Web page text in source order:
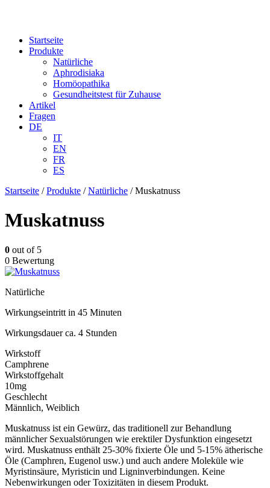
Startseite
Produkte
Natürliche
Aphrodisiaka
Homöopathika
Gesundheitstest für Zuhause
Artikel
Fragen
DE
IT
EN
FR
ES
Startseite /Produkte /Natürliche / Muskatnuss
Muskatnuss
0 out of 5
0 Bewertung
Natürliche
Wirkungseintritt in 45 Minuten
Wirkungsdauer ca. 4 Stunden
Wirkstoff
Camphrene
Wirkstoffgehalt
10mg
Geschlecht
Männlich, Weiblich
Muskatnuss ist ein Gewürz, das traditionell zur Behandlung
männlicher Sexualstörungen wie erektiler Dysfunktion eingesetzt
wird. Muskatnuss enthält 25-30% fixierte Öle und 5-15% ätherische
Öle (Camphren, Eugenol usw.) und auch andere Moleküle wie
Myristinsäure, Myristicin und Ligninverbindungen. Keine
Nebenwirkungen oder Toxizitäten in diesem Produkt.